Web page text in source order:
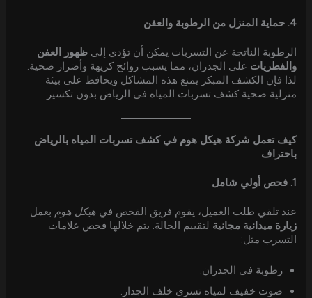
4. حماية المنزل من الرطوبة والعفن
الرطوبة الناتجة عن التسربات يمكن أن تؤدي إلىظهور العفن
والفطريات على الجدران، مما يسبب روائح كريهة وأضرار صحية.
لذا فإن الكشف المبكر يمنع هذه المشاكل ويحافظ على بيئة
منزلية صحية كشف تسربات المياه في الرياض بدون تكسير
كيف تعمل شركة هيكل هوم في كشف تسربات المياه بالرياض
باحتراف
1. فحص أولي شامل
عند تلقي طلب العميل، يقوم فريق الفحص فيهيكل هوم بعمل
زيارة ميدانية مجانية لتقييم الحالة. يتم خلالها فحص علامات
التسرب مثل:
رطوبة في الجدران.
صوت خفيف لمياه تسري خلف الجدار.